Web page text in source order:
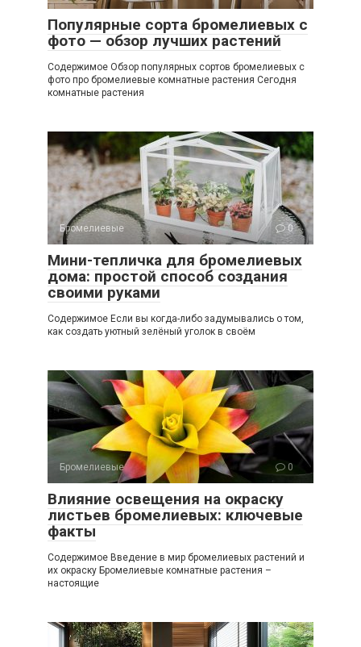
Популярные сорта бромелиевых с
фото — обзор лучших растений
Содержимое Обзор популярных сортов бромелиевых с
фото про бромелиевые комнатные растения Сегодня
комнатные растения
Бромелиевые 0
Мини-тепличка для бромелиевых
дома: простой способ создания
своими руками
Содержимое Если вы когда-либо задумывались о том,
как создать уютный зелёный уголок в своём
Бромелиевые 0
Влияние освещения на окраску
листьев бромелиевых: ключевые
факты
Содержимое Введение в мир бромелиевых растений и
их окраску Бромелиевые комнатные растения –
настоящие